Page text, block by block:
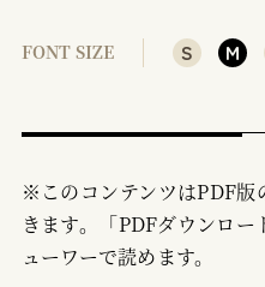
FONT SIZE S M
※このコンテンツはPDF版
きます。「PDFダウンロ
ューワーで読めます。